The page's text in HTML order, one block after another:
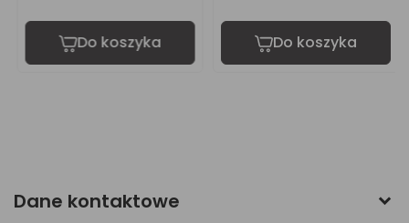
Do koszyka Do koszyka
Dane kontaktowe